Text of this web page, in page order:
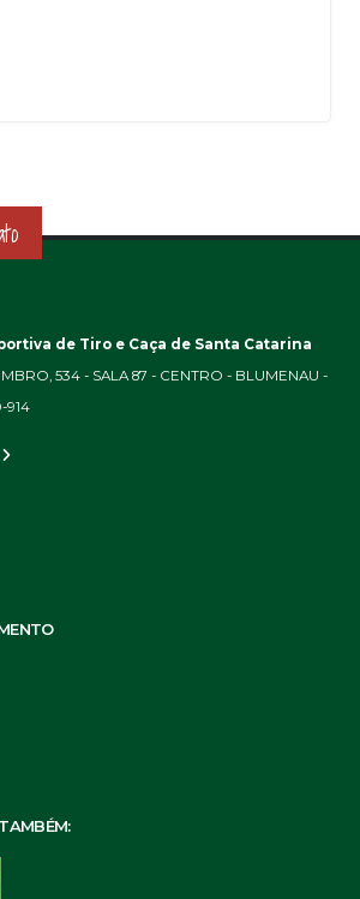
de Tiro e Caça de Santa Catarina
534 - SALA 87 - CENTRO - BLUMENAU -
914